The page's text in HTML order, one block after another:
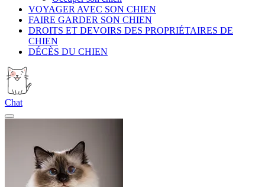
VOYAGER AVEC SON CHIEN
FAIRE GARDER SON CHIEN
DROITS ET DEVOIRS DES PROPRIÉTAIRES DE
CHIEN
DÉCÈS DU CHIEN
Chat